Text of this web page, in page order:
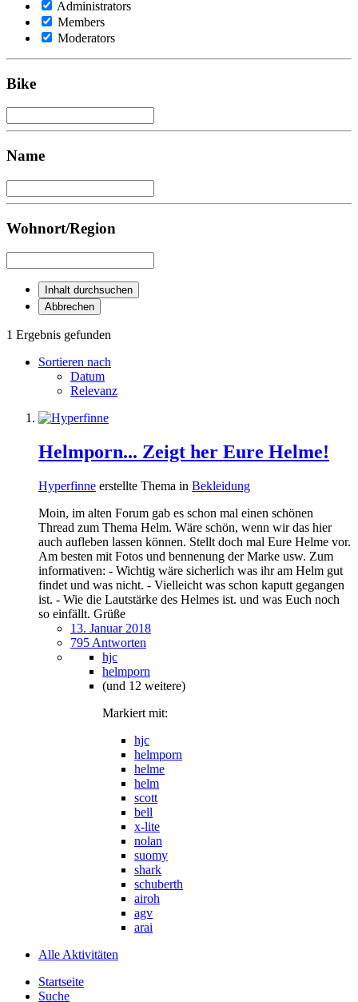
Administrators
Members
Moderators
Bike
Name
Wohnort/Region
Inhalt durchsuchen
Abbrechen
1 Ergebnis gefunden
Sortieren nach
Datum
Relevanz
Helmporn... Zeigt her Eure Helme!
Hyperfinne erstellte Thema in Bekleidung
Moin, im alten Forum gab es schon mal einen schönen
Thread zum Thema Helm. Wäre schön, wenn wir das hier
auch aufleben lassen können. Stellt doch mal Eure Helme vor.
Am besten mit Fotos und bennenung der Marke usw. Zum
informativen: - Wichtig wäre sicherlich was ihr am Helm gut
findet und was nicht. - Vielleicht was schon kaputt gegangen
ist. - Wie die Lautstärke des Helmes ist. und was Euch noch
so einfällt. Grüße
13. Januar 2018
795 Antworten
hjc
helmporn
(und 12 weitere)
Markiert mit:
hjc
helmporn
helme
helm
scott
bell
x-lite
nolan
suomy
shark
schuberth
airoh
agv
arai
Alle Aktivitäten
Startseite
Suche